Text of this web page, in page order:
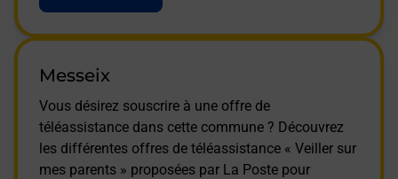
Messeix
Vous désirez souscrire à une offre de
téléassistance dans cette commune ? Découvrez
les différentes offres de téléassistance « Veiller sur
mes parents » proposées par La Poste pour